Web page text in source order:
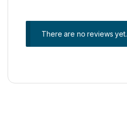
There are no reviews yet.